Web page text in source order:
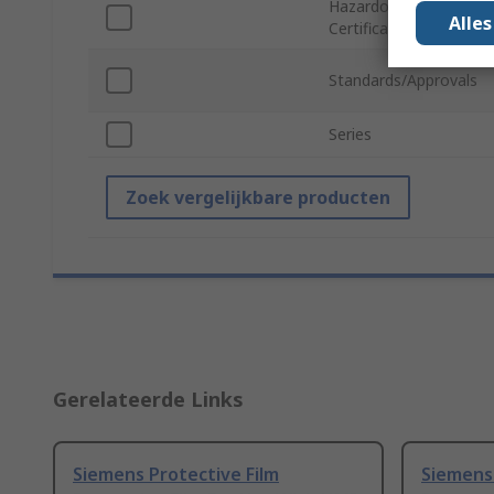
Hazardous Area
Certification
Standards/Approvals
Series
Zoek vergelijkbare producten
Gerelateerde Links
Siemens Protective Film